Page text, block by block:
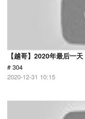
【越哥】2020年最后一
# 304
2020-12-31 10:15